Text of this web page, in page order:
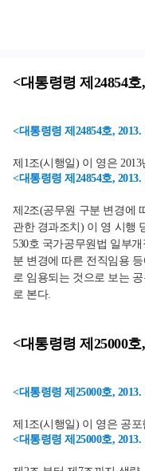
<대통령령 제24854호
<대통령령 제24854호, 2013.
제1조(시행일) 이 영은
<대통령령 제24854호, 2013.
제2조(공무원 구분 변경에
관한 경과조치) 이 영 시행
530호 국가공무원법 일부
분 변경에 따른 전직임용
로 임용되는 것으로 보는
로 본다.
<대통령령 제25000호
<대통령령 제25000호, 2013.
제1조(시행일) 이 영은 공
<대통령령 제25000호, 2013.